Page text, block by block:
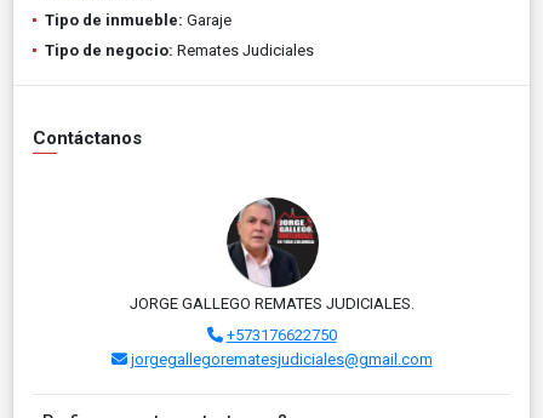
Tipo de inmueble: Garaje
Tipo de negocio: Remates Judiciales
Contáctanos
JORGE GALLEGO REMATES JUDICIALES.
+573176622750
jorgegallegorematesjudiciales@gmail.com